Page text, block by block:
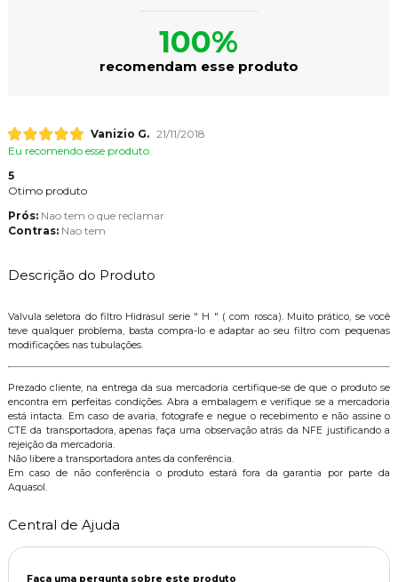
100%
recomendam esse produto
Vanizio G. 21/11/2018
Eu recomendo esse produto.
5
Otimo produto
Prós: Nao tem o que reclamar
Contras: Nao tem
Descrição do Produto
Valvula seletora do filtro Hidrasul serie " H " ( com rosca). Muito prático, se você
teve qualquer problema, basta compra-lo e adaptar ao seu filtro com pequenas
modificações nas tubulações.
Prezado cliente, na entrega da sua mercadoria certifique-se de que o produto se
encontra em perfeitas condições. Abra a embalagem e verifique se a mercadoria
está intacta. Em caso de avaria, fotografe e negue o recebimento e não assine o
CTE da transportadora, apenas faça uma observação atrás da NFE justificando a
rejeição da mercadoria.
Não libere a transportadora antes da conferência.
Em caso de não conferência o produto estará fora da garantia por parte da
Aquasol.
Central de Ajuda
Faça uma pergunta sobre este produto